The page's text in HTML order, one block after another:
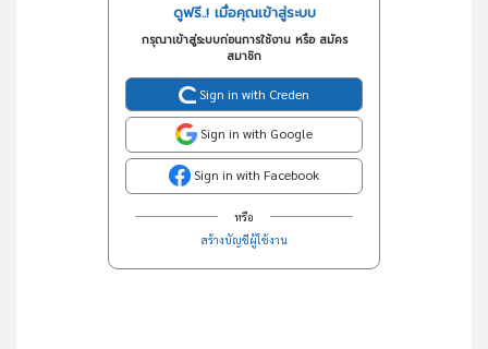
ดูฟรี..! เมื่อคุณเข้าสู่ระบบ
กรุณาเข้าสู่ระบบก่อนการใช้งาน หรือ สมัคร
สมาชิก
Sign in with Creden
Sign in with Google
Sign in with Facebook
หรือ
สร้างบัญชีผู้ใช้งาน